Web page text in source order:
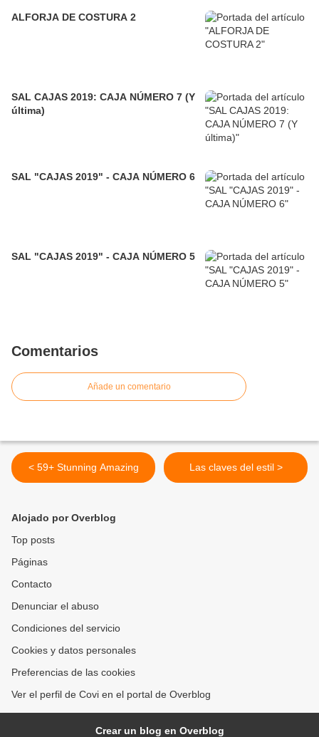
ALFORJA DE COSTURA 2
SAL CAJAS 2019: CAJA NÚMERO 7 (Y
última)
SAL "CAJAS 2019" - CAJA NÚMERO 6
SAL "CAJAS 2019" - CAJA NÚMERO 5
Comentarios
Añade un comentario
< 59+ Stunning Amazing Las claves del estil >
Alojado por Overblog
Top posts
Páginas
Contacto
Denunciar el abuso
Condiciones del servicio
Cookies y datos personales
Preferencias de las cookies
Ver el perfil de Covi en el portal de Overblog
Crear un blog en Overblog